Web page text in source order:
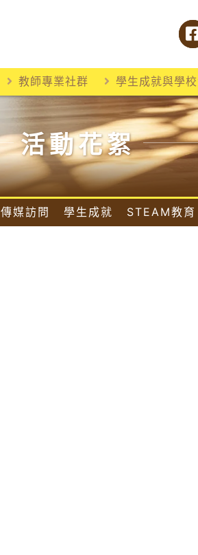
教師專業社群 學生成就與學
活動花絮
傳媒訪問 學生成就 STEAM教育